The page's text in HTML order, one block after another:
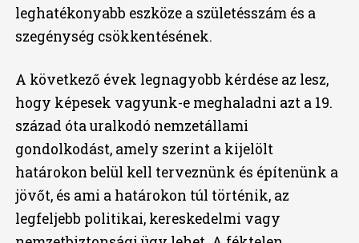
leghatékonyabb eszköze a születésszám és a
szegénység csökkentésének.
A következő évek legnagyobb kérdése az lesz,
hogy képesek vagyunk-e meghaladni azt a 19.
század óta uralkodó nemzetállami
gondolkodást, amely szerint a kijelölt
határokon belül kell terveznünk és építenünk a
jövőt, és ami a határokon túl történik, az
legfeljebb politikai, kereskedelmi vagy